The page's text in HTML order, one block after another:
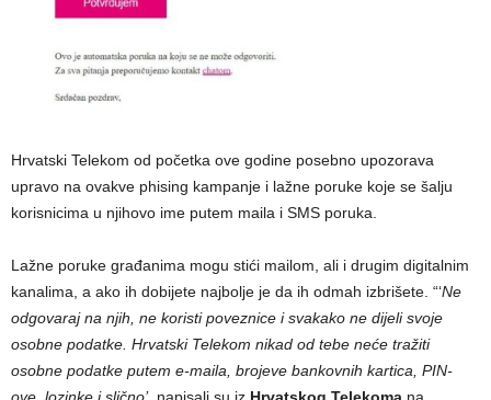
Hrvatski Telekom od početka ove godine posebno upozorava
upravo na ovakve phising kampanje i lažne poruke koje se šalju
korisnicima u njihovo ime putem maila i SMS poruka.
Lažne poruke građanima mogu stići mailom, ali i drugim digitalnim
kanalima, a ako ih dobijete najbolje je da ih odmah izbrišete. “‘Ne
odgovaraj na njih, ne koristi poveznice i svakako ne dijeli svoje
osobne podatke. Hrvatski Telekom nikad od tebe neće tražiti
osobne podatke putem e-maila, brojeve bankovnih kartica, PIN-